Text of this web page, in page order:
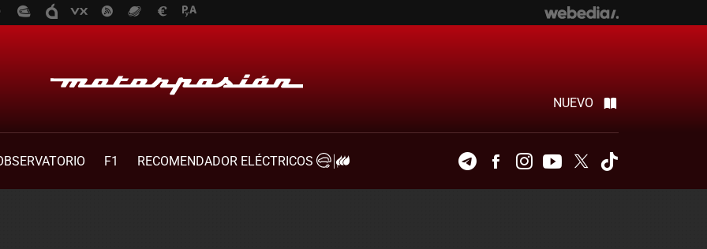
NUEVO
F1
RECOMENDADOR ELÉCTRICOS
TelegramFacebookInstagramYoutubeTwitter